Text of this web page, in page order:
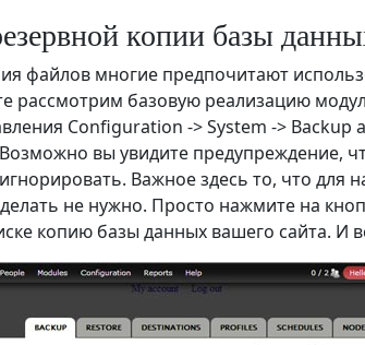
копии базы
файлов многие предпочитают
рассмотрим базовую реализацию
Configuration -> System ->
вы увидите предупреждение,
Важное здесь то, что для
не нужно. Просто нажмите на
копию базы данных вашего сайта. И